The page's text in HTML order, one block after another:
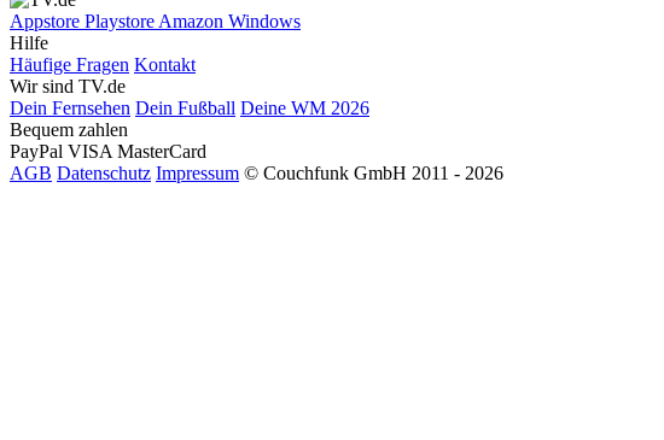
Appstore Playstore Amazon Windows
Hilfe
Häufige Fragen Kontakt
Wir sind TV.de
Dein Fernsehen Dein Fußball Deine WM 2026
Bequem zahlen
PayPal VISA MasterCard
AGB Datenschutz Impressum © Couchfunk GmbH 2011 - 2026